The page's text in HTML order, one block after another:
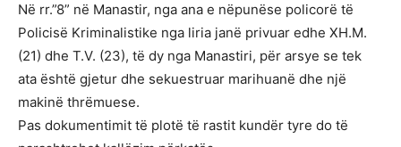
Në rr.”8” në Manastir, nga ana e nëpunëse policorë të
Policisë Kriminalistike nga liria janë privuar edhe XH.M.
(21) dhe T.V. (23), të dy nga Manastiri, për arsye se tek
ata është gjetur dhe sekuestruar marihuanë dhe një
makinë thrëmuese.
Pas dokumentimit të plotë të rastit kundër tyre do të